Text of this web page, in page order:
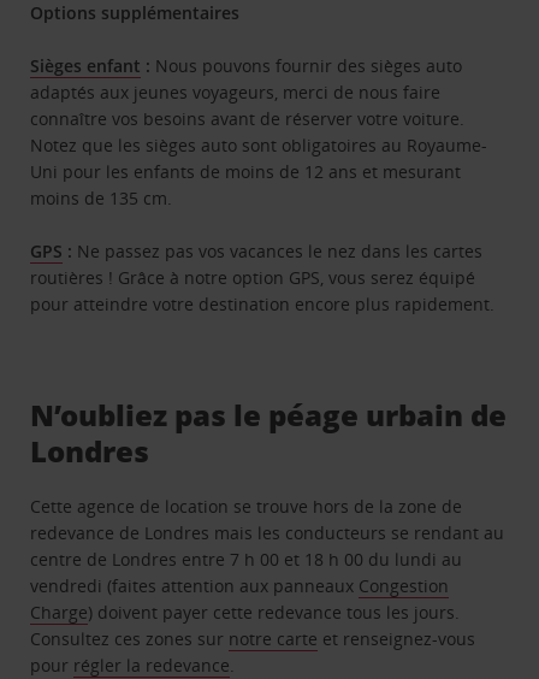
Options supplémentaires
Sièges enfant : Nous pouvons fournir des sièges auto
adaptés aux jeunes voyageurs, merci de nous faire
connaître vos besoins avant de réserver votre voiture.
Notez que les sièges auto sont obligatoires au Royaume-
Uni pour les enfants de moins de 12 ans et mesurant
moins de 135 cm.
GPS : Ne passez pas vos vacances le nez dans les cartes
routières ! Grâce à notre option GPS, vous serez équipé
pour atteindre votre destination encore plus rapidement.
N’oubliez pas le péage urbain de
Londres
Cette agence de location se trouve hors de la zone de
redevance de Londres mais les conducteurs se rendant au
centre de Londres entre 7 h 00 et 18 h 00 du lundi au
vendredi (faites attention aux panneaux Congestion
Charge) doivent payer cette redevance tous les jours.
Consultez ces zones sur notre carte et renseignez-vous
pour régler la redevance.